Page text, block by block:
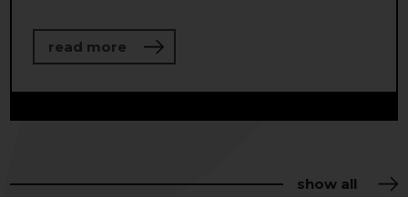
read moreabout Visit St. John's Centre
show all